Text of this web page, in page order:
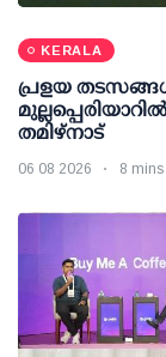
KERALA
പ്രളയ
തമിഴ്നാട്
06 08 2026 8 mins